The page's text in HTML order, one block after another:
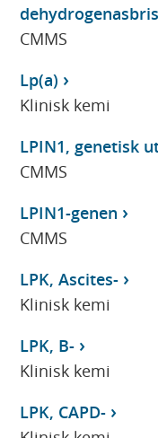
CMMS
Lp(a)
Klinisk kemi
LPIN1, genetisk
CMMS
LPIN1-genen
CMMS
LPK, Ascites-
Klinisk kemi
LPK, B-
Klinisk kemi
LPK, CAPD-